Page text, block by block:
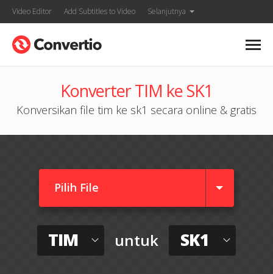
Video Editor Add Subtitles to Video Selanjutnya
Konverter TIM ke SK1
Konversikan file tim ke sk1 secara online & gratis
Pilih File
TIM untuk SK1